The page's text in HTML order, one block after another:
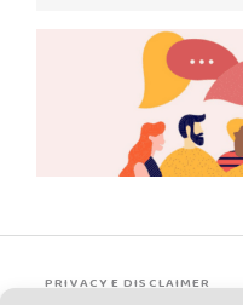
PRIVACY E DISCLAIMER